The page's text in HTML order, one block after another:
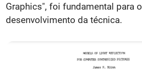
Graphics", foi fundamental para o
desenvolvimento da técnica.